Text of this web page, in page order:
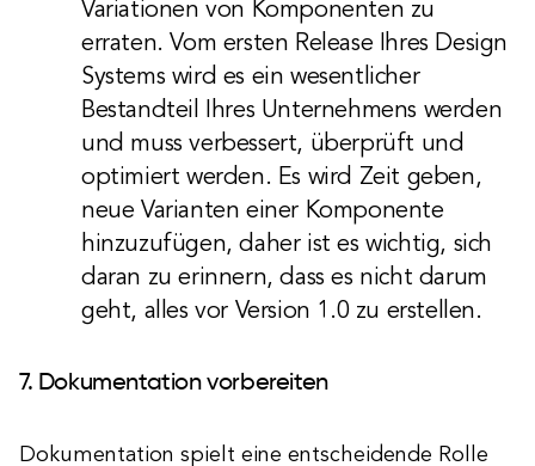
Variationen von Komponenten zu
erraten. Vom ersten Release Ihres Design
Systems wird es ein wesentlicher
Bestandteil Ihres Unternehmens werden
und muss verbessert, überprüft und
optimiert werden. Es wird Zeit geben,
neue Varianten einer Komponente
hinzuzufügen, daher ist es wichtig, sich
daran zu erinnern, dass es nicht darum
geht, alles vor Version 1.0 zu erstellen.
7. Dokumentation vorbereiten
Dokumentation spielt eine entscheidende Rolle